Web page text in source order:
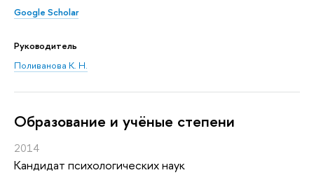
Google Scholar
Руководитель
Поливанова К. Н.
Oбразование и учёные степени
2014
Кандидат психологических наук